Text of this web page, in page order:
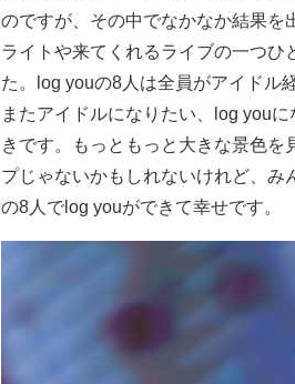
のですが、その中でなかなか結果を
ライトや来てくれるライブの一つひ
た。log youの8人は全員がアイドル
またアイドルになりたい、log you
きです。もっともっと大きな景色
プじゃないかもしれないけれど、み
の8人でlog youができて幸せです。